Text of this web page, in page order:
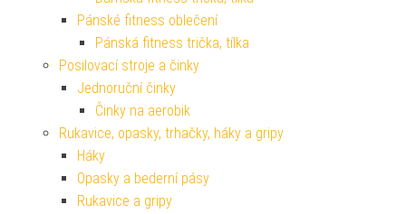
Pánské fitness oblečení
Pánská fitness trička, tílka
Posilovací stroje a činky
Jednoruční činky
Činky na aerobik
Rukavice, opasky, trhačky, háky a gripy
Háky
Opasky a bederní pásy
Rukavice a gripy